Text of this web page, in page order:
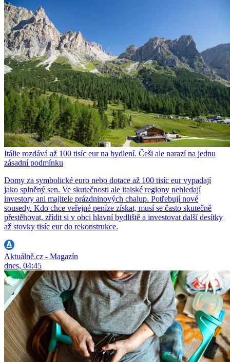
Itálie rozdává až 100 tisíc eur na bydlení. Češi ale narazí na jednu
zásadní podmínku
Domy za symbolické euro nebo dotace až 100 tisíc eur vypadají
jako splněný sen. Ve skutečnosti ale italské regiony nehledají
investory ani majitele prázdninových chalup. Potřebují nové
sousedy. Kdo chce veřejné peníze získat, musí se často skutečně
přestěhovat, zřídit si v obci hlavní bydliště a investovat další desítky
až stovky tisíc eur do rekonstrukce.
Aktuálně.cz - Magazín
dnes, 04:45